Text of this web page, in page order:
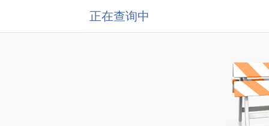
正在查询中